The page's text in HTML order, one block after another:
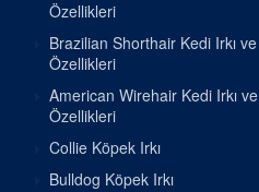
Özellikleri
Brazilian Shorthair Kedi Irkı ve
Özellikleri
American Wirehair Kedi Irkı ve
Özellikleri
Collie Köpek Irkı
Bulldog Köpek Irkı